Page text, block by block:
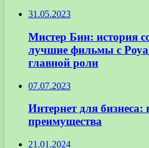
31.05.2023
Мистер Бин: история
лучшие фильмы с
главной роли
07.07.2023
Интернет для бизнеса:
преимущества
21.01.2024